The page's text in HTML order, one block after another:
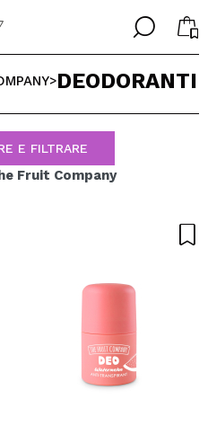
╳
╳
TUA LINGUA
>DEODORANTI
E FILTRARE
Fruit Company